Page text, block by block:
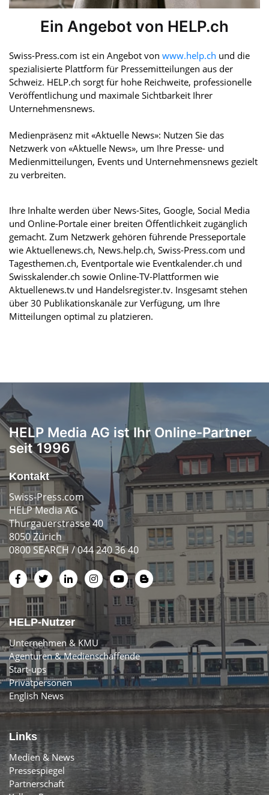
Ein Angebot von HELP.ch
Swiss-Press.com ist ein Angebot von www.help.ch und die
spezialisierte Plattform für Pressemitteilungen aus der
Schweiz. HELP.ch sorgt für hohe Reichweite, professionelle
Veröffentlichung und maximale Sichtbarkeit Ihrer
Unternehmensnews.
Medienpräsenz mit «Aktuelle News»: Nutzen Sie das
Netzwerk von «Aktuelle News», um Ihre Presse- und
Medienmitteilungen, Events und Unternehmensnews gezielt
zu verbreiten.
Ihre Inhalte werden über News-Sites, Google, Social Media
und Online-Portale einer breiten Öffentlichkeit zugänglich
gemacht. Zum Netzwerk gehören führende Presseportale
wie Aktuellenews.ch, News.help.ch, Swiss-Press.com und
Tagesthemen.ch, Eventportale wie Eventkalender.ch und
Swisskalender.ch sowie Online-TV-Plattformen wie
Aktuellenews.tv und Handelsregister.tv. Insgesamt stehen
über 30 Publikationskanäle zur Verfügung, um Ihre
Mitteilungen optimal zu platzieren.
HELP Media AG ist Ihr Online-Partner
seit 1996
Kontakt
Swiss-Press.com
HELP Media AG
Thurgauerstrasse 40
8050 Zürich
0800 SEARCH / 044 240 36 40
HELP-Nutzer
Unternehmen & KMU
Agenturen & Medienschaffende
Start-ups
Privatpersonen
English News
Links
Medien & News
Pressespiegel
Partnerschaft